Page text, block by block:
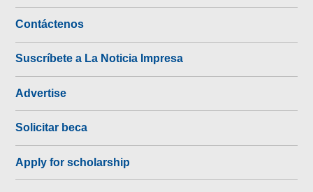
Contáctenos
Suscríbete a La Noticia Impresa
Advertise
Solicitar beca
Apply for scholarship